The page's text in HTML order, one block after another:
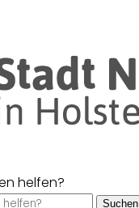
helfen?
Suchen